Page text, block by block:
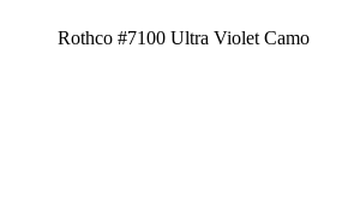
Rothco #7100 Ultra Violet Camo